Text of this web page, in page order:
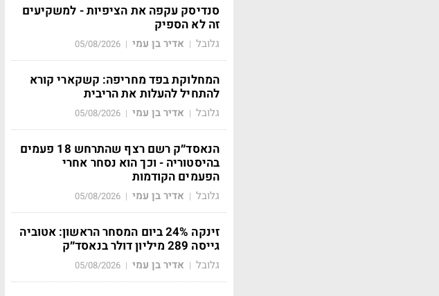
סנדיסק עקפה את הציפיות - למשקיעים
זה לא הספיק
גלובל | אדיר בן עמי |
05/08/2026
המחלוקת בפד מחריפה: קשקארי קורא
להתחיל להעלות את הריבית
גלובל | אדיר בן עמי |
05/08/2026
הנאסד״ק רשם רצף שהתרחש 18 פעמים
בהיסטוריה - וכך הוא נסחר אחרי
הפעמים הקודמות
גלובל | אדיר בן עמי |
05/08/2026
זינקה 24% ביום המסחר הראשון: אטוביה
גייסה 289 מיליון דולר בנאסד״ק
גלובל | אדיר בן עמי |
05/08/2026